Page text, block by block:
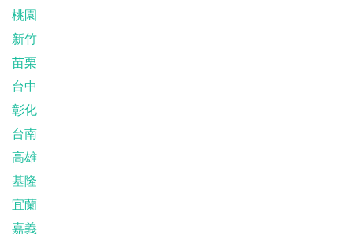
桃園
新竹
苗栗
台中
彰化
台南
高雄
基隆
宜蘭
嘉義